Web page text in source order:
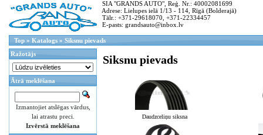
SIA "GRANDS AUTO", Reģ. Nr.: 40002081699
Adrese: Lielupes ielā 1/13 - 114, Rīgā (Bolderajā)
Tālr.: +371-29618070, +371-22334457
E-pasts: grandsauto@inbox.lv
Top » Katalogs » Siksnu pievads
Siksnu pievads
Daudzceliņu siksna
Ražotājs
Ātrā meklēšana
Izmantojiet atslēgas vārdus,
lai atrastu preci.
Izvērstā meklēšana